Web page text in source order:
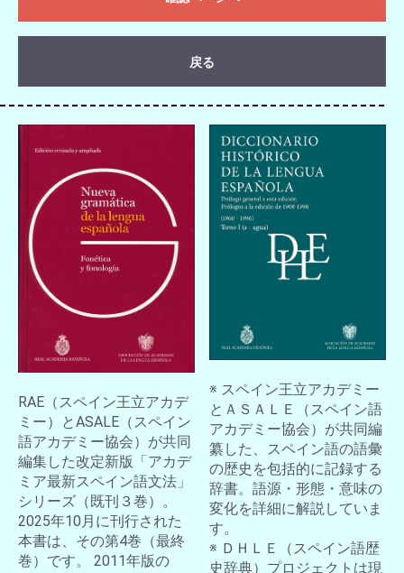
戻る
RAE（スペイン王立アカデ
ミー）とASALE（スペイン
語アカデミー協会）が共同
編集した改定新版「アカデ
ミア最新スペイン語文法」
シリーズ（既刊３巻）。
2025年10月に刊行された
本書は、その第4巻（最終
巻）です。 2011年版の
※ スペイン王立アカデミー
とＡＳＡＬＥ（スペイン語
アカデミー協会）が共同編
纂した、スペイン語の語彙
の歴史を包括的に記録する
辞書。語源・形態・意味の
変化を詳細に解説していま
す。
※ ＤＨＬＥ（スペイン語歴
史辞典）プロジェクトは現